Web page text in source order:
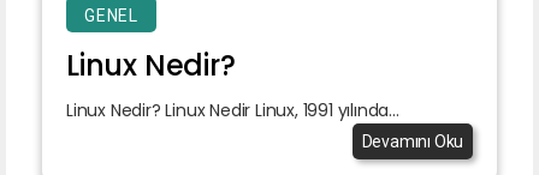
GENEL
Linux Nedir?
Linux Nedir? Linux Nedir Linux, 1991 yılında...
Devamını Oku